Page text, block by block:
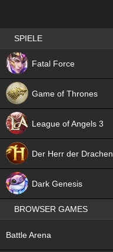
Best RPG games in Germany
SPIELE
Fatal Force
Game of Thrones
League of Angels 3
Der Herr der Drachen
Dark Genesis
BROWSER GAMES
Battle Arena